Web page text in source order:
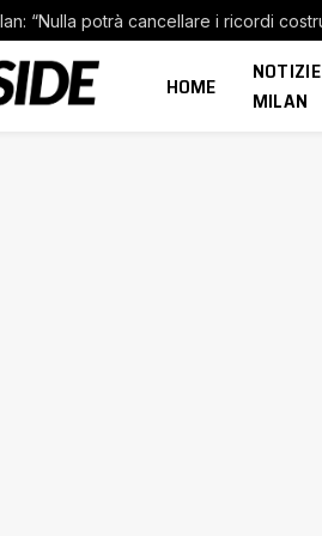
HOME
NOTIZIE
MILAN